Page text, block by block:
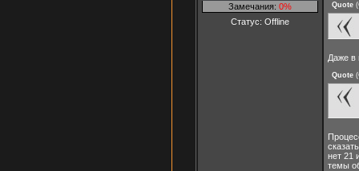
Замечания: 0%
Статус: Offline
Quote (
Даже в
Quote (
нет 21
темы